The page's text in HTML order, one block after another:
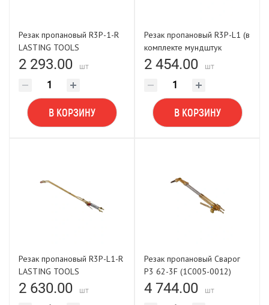
Резак пропановый R3P-1-R
LASTING TOOLS
2 293.00 шт
В КОРЗИНУ
Резак пропановый R3P-L1 (в
комплекте мундштук
пропановый) LASTING
TOOLS
2 454.00 шт
В КОРЗИНУ
Резак пропановый R3P-L1-R
LASTING TOOLS
2 630.00 шт
Резак пропановый Сварог
Р3 62-3F (1C005-0012)
4 744.00 шт